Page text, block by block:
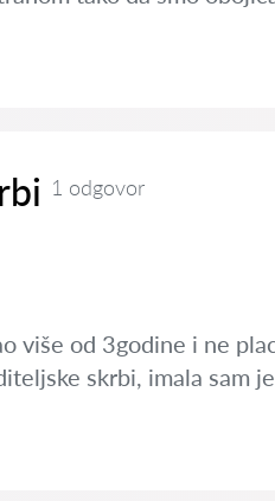
1 odgovor
više od 3godine i ne
skrbi, imala sam